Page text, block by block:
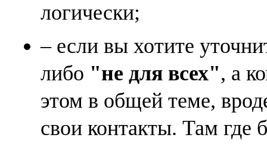
логически;
– если вы хотите
либо "не для всех", а
этом в общей теме,
свои контакты. Там где